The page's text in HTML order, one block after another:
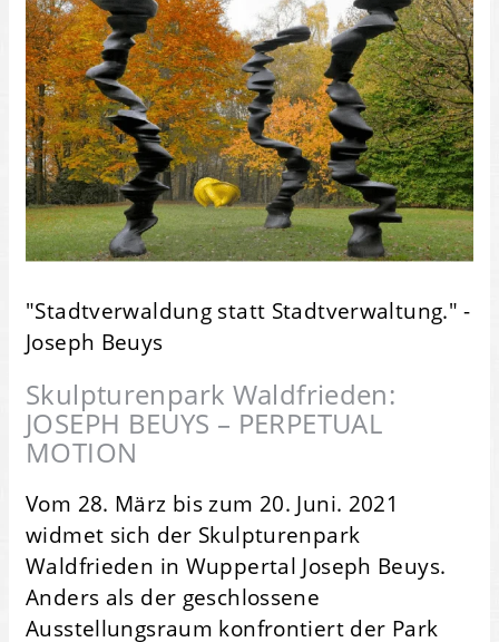
"Stadtverwaldung statt Stadtverwaltung." -
Joseph Beuys
Skulpturenpark Waldfrieden:
JOSEPH BEUYS – PERPETUAL
MOTION
Vom 28. März bis zum 20. Juni. 2021
widmet sich der Skulpturenpark
Waldfrieden in Wuppertal Joseph Beuys.
Anders als der geschlossene
Ausstellungsraum konfrontiert der Park